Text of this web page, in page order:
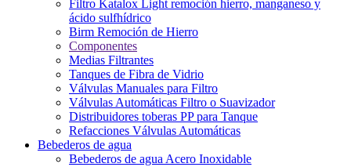
Filtro Katalox Light remoción hierro, manganeso y
ácido sulfhídrico
Birm Remoción de Hierro
Componentes
Medias Filtrantes
Tanques de Fibra de Vidrio
Válvulas Manuales para Filtro
Válvulas Automáticas Filtro o Suavizador
Distribuidores toberas PP para Tanque
Refacciones Válvulas Automáticas
Bebederos de agua
Bebederos de agua Acero Inoxidable